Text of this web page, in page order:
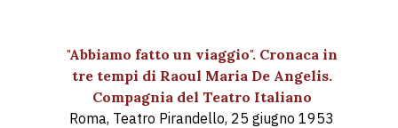
"Abbiamo fatto un viaggio". Cronaca in
tre tempi di Raoul Maria De Angelis.
Compagnia del Teatro Italiano
Roma, Teatro Pirandello, 25 giugno 1953